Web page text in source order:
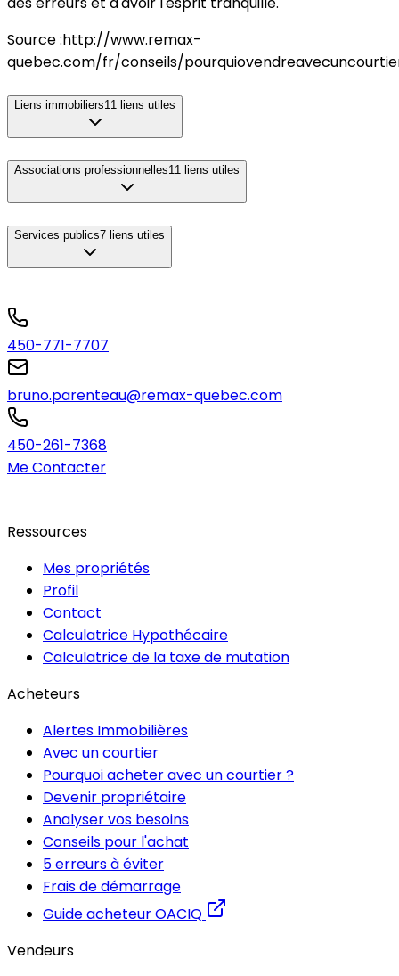
Source :http://www.remax-
quebec.com/fr/conseils/
Liens immobiliers11 liens utiles
Associations professionnelles11 liens utiles
Services publics7 liens utiles
450-771-7707
bruno.parenteau@remax-quebec.com
450-261-7368
Me Contacter
Ressources
Mes propriétés
Profil
Contact
Calculatrice Hypothécaire
Calculatrice de la taxe de mutation
Acheteurs
Alertes Immobilières
Avec un courtier
Pourquoi acheter avec un courtier ?
Devenir propriétaire
Analyser vos besoins
Conseils pour l'achat
5 erreurs à éviter
Frais de démarrage
Guide acheteur OACIQ
Vendeurs